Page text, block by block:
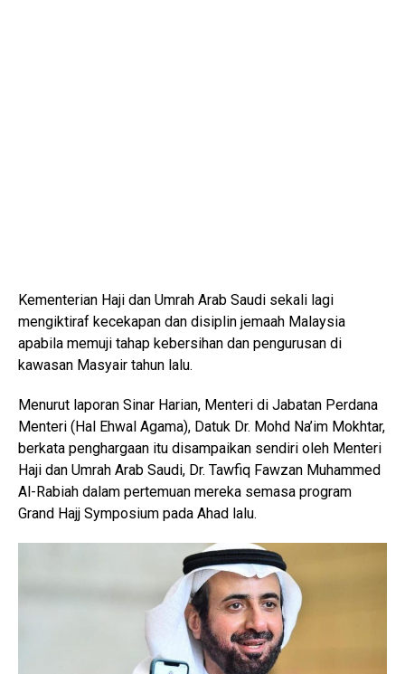
Kementerian Haji dan Umrah Arab Saudi sekali lagi
mengiktiraf kecekapan dan disiplin jemaah Malaysia
apabila memuji tahap kebersihan dan pengurusan di
kawasan Masyair tahun lalu.
Menurut laporan Sinar Harian, Menteri di Jabatan Perdana
Menteri (Hal Ehwal Agama), Datuk Dr. Mohd Na’im Mokhtar,
berkata penghargaan itu disampaikan sendiri oleh Menteri
Haji dan Umrah Arab Saudi, Dr. Tawfiq Fawzan Muhammed
Al-Rabiah dalam pertemuan mereka semasa program
Grand Hajj Symposium pada Ahad lalu.